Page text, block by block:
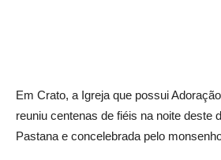
Em Crato, a Igreja que possui
reuniu centenas de fiéis na noite deste
Pastana e concelebrada pelo